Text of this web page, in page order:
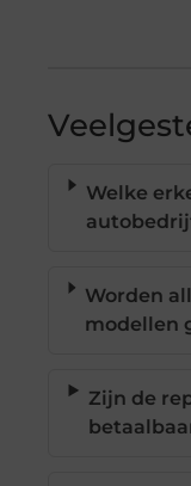
Welke
Worden
modellen
Zijn de